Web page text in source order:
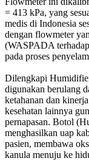
= 413 kPa, yang
medis di Indonesia
dengan flowmeter
(WASPADA
pada proses
Dilengkapi
digunakan berulang
ketahanan dan
kesehatan lainnya
pernapasan. Botol
menghasilkan uap
pasien, membawa
kanula menuju ke